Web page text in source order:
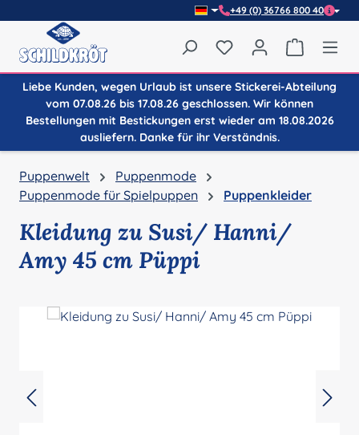
+49 (0) 36766 800 40
Du hast 0 Produkte
Liebe Kunden, wegen Urlaub ist unsere Stickerei-Abteilung
vom 07.08.26 bis 17.08.26 geschlossen. Wir können
Bestellungen mit Bestickungen erst wieder am 18.08.2026
ausliefern. Danke für ihr Verständnis.
Puppenwelt
Puppenmode
Puppenmode für Spielpuppen
Puppenkleider
Kleidung zu Susi/ Hanni/
Amy 45 cm Püppi